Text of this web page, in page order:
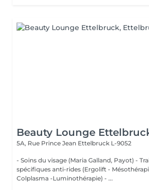
Beauty Lounge
5A, Rue Prince Jean Ettelbruck L-9052
- Soins du visage (Maria Galland, Payot) -
spécifiques anti-rides (Ergolift -
Colplasma -Luminothérapie) - ...